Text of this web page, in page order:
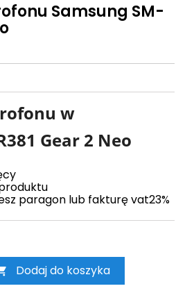
Samsung SM-
w
Gear 2 Neo
paragon lub fakturę vat23%
Dodaj do koszyka